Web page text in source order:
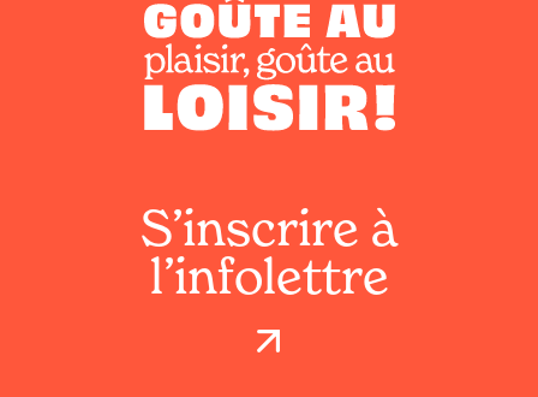
S’inscrire à
l’infolettre